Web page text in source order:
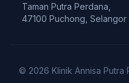
Taman Putra Perdana,
47100 Puchong, Selangor
© 2026 Klinik Annisa Putra